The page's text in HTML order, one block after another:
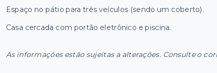
Espaço no pátio para três veículos (sendo um coberto).
Casa cercada com portão eletrônico e piscina.
As informações estão sujeitas a alterações. Consulte o